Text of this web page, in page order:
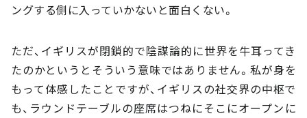
ングする側に入っていかないと面白くない。
ただ、イギリスが閉鎖的で陰謀論的に世界を牛耳ってき
たのかというとそういう意味ではありません。私が身を
もって体感したことですが、イギリスの社交界の中枢で
も、ラウンドテーブルの座席はつねにそこにオープンに